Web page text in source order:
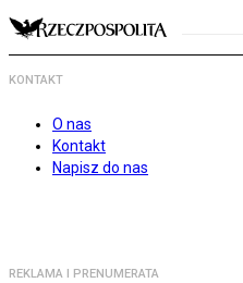
KONTAKT
O nas
Kontakt
Napisz do nas
REKLAMA I PRENUMERATA